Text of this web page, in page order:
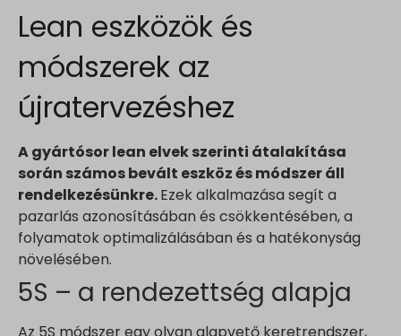
Lean eszközök és
módszerek az
újratervezéshez
A gyártósor lean elvek szerinti átalakítása
során számos bevált eszköz és módszer áll
rendelkezésünkre.Ezek alkalmazása segít a
pazarlás azonosításában és csökkentésében, a
folyamatok optimalizálásában és a hatékonyság
növelésében.
5S – a rendezettség alapja